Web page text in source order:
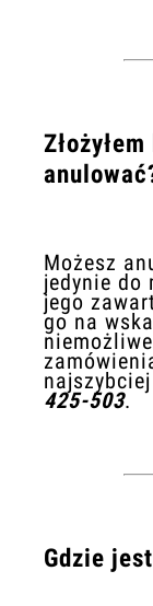
Możesz
jedynie do
jego
go na
425-503.
Gdzie